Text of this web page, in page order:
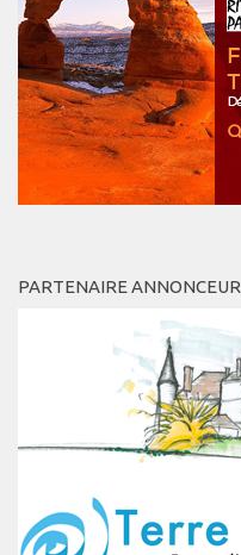
PARTENAIRE ANNONCEUR